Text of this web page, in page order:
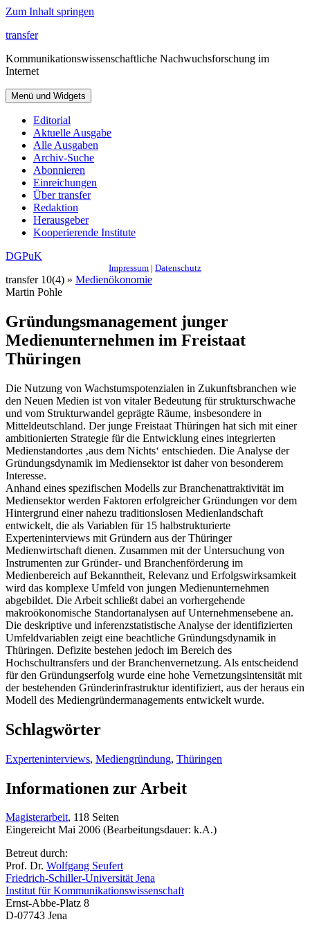
Zum Inhalt springen
transfer
Kommunikationswissenschaftliche Nachwuchsforschung im
Internet
Menü und Widgets
Editorial
Aktuelle Ausgabe
Alle Ausgaben
Archiv-Suche
Abonnieren
Einreichungen
Über transfer
Redaktion
Herausgeber
Kooperierende Institute
DGPuK
Impressum | Datenschutz
transfer 10(4) » Medienökonomie
Martin Pohle
Gründungsmanagement junger
Medienunternehmen im Freistaat
Thüringen
Die Nutzung von Wachstumspotenzialen in Zukunftsbranchen wie
den Neuen Medien ist von vitaler Bedeutung für strukturschwache
und vom Strukturwandel geprägte Räume, insbesondere in
Mitteldeutschland. Der junge Freistaat Thüringen hat sich mit einer
ambitionierten Strategie für die Entwicklung eines integrierten
Medienstandortes ‚aus dem Nichts‘ entschieden. Die Analyse der
Gründungsdynamik im Mediensektor ist daher von besonderem
Interesse.
Anhand eines spezifischen Modells zur Branchenattraktivität im
Mediensektor werden Faktoren erfolgreicher Gründungen vor dem
Hintergrund einer nahezu traditionslosen Medienlandschaft
entwickelt, die als Variablen für 15 halbstrukturierte
Experteninterviews mit Gründern aus der Thüringer
Medienwirtschaft dienen. Zusammen mit der Untersuchung von
Instrumenten zur Gründer- und Branchenförderung im
Medienbereich auf Bekanntheit, Relevanz und Erfolgswirksamkeit
wird das komplexe Umfeld von jungen Medienunternehmen
abgebildet. Die Arbeit schließt dabei an vorhergehende
makroökonomische Standortanalysen auf Unternehmensebene an.
Die deskriptive und inferenzstatistische Analyse der identifizierten
Umfeldvariablen zeigt eine beachtliche Gründungsdynamik in
Thüringen. Defizite bestehen jedoch im Bereich des
Hochschultransfers und der Branchenvernetzung. Als entscheidend
für den Gründungserfolg wurde eine hohe Vernetzungsintensität mit
der bestehenden Gründerinfrastruktur identifiziert, aus der heraus ein
Modell des Mediengründermanagements entwickelt wurde.
Schlagwörter
Experteninterviews, Mediengründung, Thüringen
Informationen zur Arbeit
Magisterarbeit, 118 Seiten
Eingereicht Mai 2006 (Bearbeitungsdauer: k.A.)
Betreut durch:
Prof. Dr. Wolfgang Seufert
Friedrich-Schiller-Universität Jena
Institut für Kommunikationswissenschaft
Ernst-Abbe-Platz 8
D-07743 Jena